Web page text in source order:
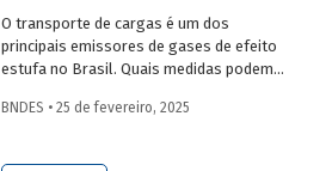
O transporte de cargas é um dos
principais emissores de gases de efeito
estufa no Brasil. Quais medidas podem
ambiental? Confira as estratégias que
BNDES • 25 de fevereiro, 2025